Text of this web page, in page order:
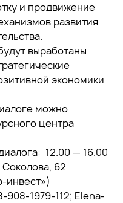
и продвижение
развития
выработаны
экономики
можно
центра
12.00 — 16.00
62
инвест»)
908-1979-112; Elena-